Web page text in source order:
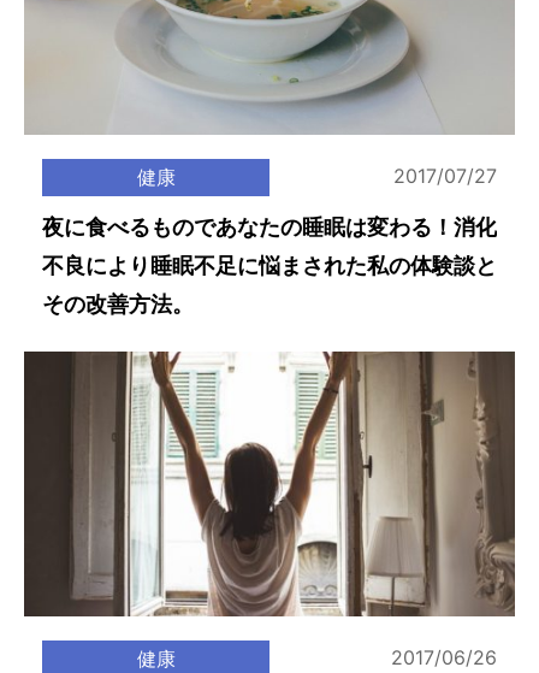
健康 2017/07/27
夜に食べるものであなたの睡眠は変わる！消化
不良により睡眠不足に悩まされた私の体験談と
その改善方法。
健康 2017/06/26